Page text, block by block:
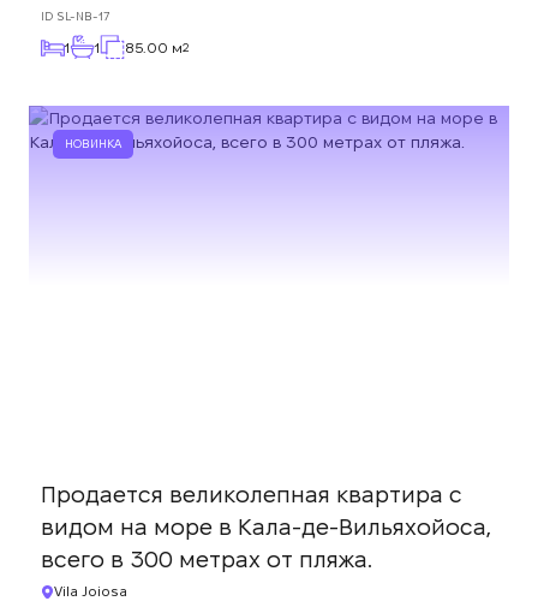
ID SL-NB-17
1 1 85.00 м2
НОВИНКА
Продается великолепная квартира с
видом на море в Кала-де-Вильяхойоса,
всего в 300 метрах от пляжа.
Vila Joiosa